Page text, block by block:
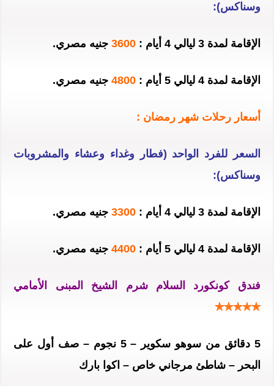
وسناكس):
الإقامة لمدة 3 ليالي 4 أيام : 3600 جنيه مصري.
الإقامة لمدة 4 ليالي 5 أيام : 4800 جنيه مصري.
أسعار رحلات شهر رمضان :
السعر للفرد الواحد (فطار وغداء وعشاء والمشروبات
وسناكس):
الإقامة لمدة 3 ليالي 4 أيام : 3300 جنيه مصري.
الإقامة لمدة 4 ليالي 5 أيام : 4400 جنيه مصري.
فندق كونكورد السلام شرم الشيخ المبنى الأمامي
✯✯✯✯✯
5 دقائق من سوهو سكوير – 5 نجوم –
صف أول على
البحر –شاطئ مرجاني خاص – اكوا بارك